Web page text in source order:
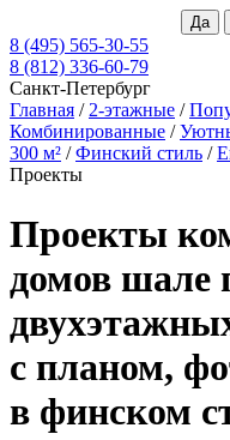
8 (495) 565-30-55
8 (812) 336-60-79
Санкт-Петербург
Главная / 2-этажные /
Комбинированные /
300 м² /Финский стиль /
Проекты
Проекты
домов шале
с планом,
в финском